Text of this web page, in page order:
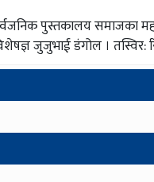
पुस्तकालय समाजका
जुजुभाई डंगोल । तस्विर: